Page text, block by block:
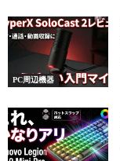
PC周辺機器